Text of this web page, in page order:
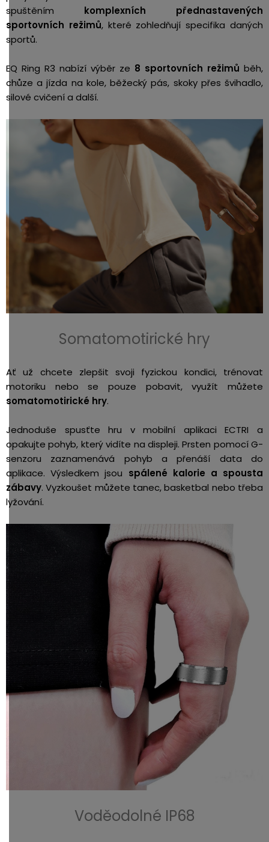
spuštěním komplexních přednastavených
sportovních režimů, které zohledňují specifika daných
sportů.
EQ Ring R3 nabízí výběr ze 8 sportovních režimů běh,
chůze a jízda na kole, běžecký pás, skoky přes švihadlo,
silové cvičení a další.
Somatomotirické hry
Ať už chcete zlepšit svoji fyzickou kondici, trénovat
motoriku nebo se pouze pobavit, využít můžete
somatomotirické hry.
Jednoduše spusťte hru v mobilní aplikaci ECTRI a
opakujte pohyb, který vidíte na displeji. Prsten pomocí G-
senzoru zaznamenává pohyb a přenáší data do
aplikace. Výsledkem jsou spálené kalorie a spousta
zábavy. Vyzkoušet můžete tanec, basketbal nebo třeba
lyžování.
Voděodolné IP68